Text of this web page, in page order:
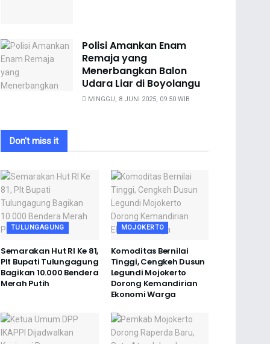
Polisi Amankan Enam
Remaja yang
Menerbangkan Balon
Udara Liar di Boyolangu
MINGGU, 8 JUNI 2025, 09:50 WIB
Don't miss it
TULUNGAGUNG
Semarakan Hut RI Ke 81,
Plt Bupati Tulungagung
Bagikan 10.000 Bendera
Merah Putih
MOJOKERTO
Komoditas Bernilai
Tinggi, Cengkeh Dusun
Legundi Mojokerto
Dorong Kemandirian
Ekonomi Warga